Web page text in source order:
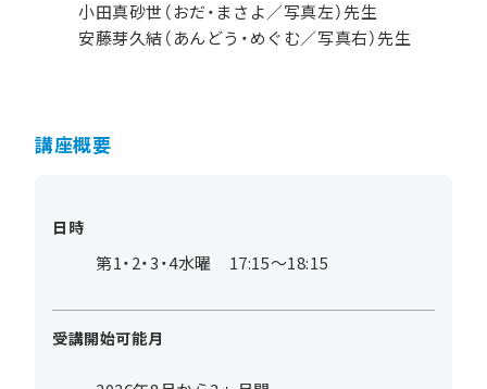
小田真砂世（おだ・まさよ／写真左）先生
安藤芽久結（あんどう・めぐむ／写真右）先生
講座概要
日時
第1・2・3・4水曜 17:15～18:15
受講開始可能月